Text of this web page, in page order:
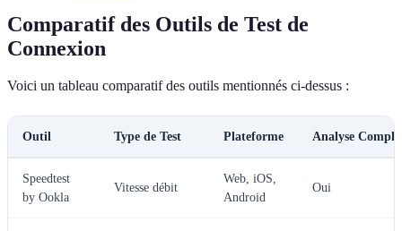
Comparatif des Outils de Test de
Connexion
Voici un tableau comparatif des outils mentionnés ci-dessus :
Outil Type de Test Plateforme Analyse
Speedtest
by Ookla
Vitesse débit
Web, iOS,
Android
Oui